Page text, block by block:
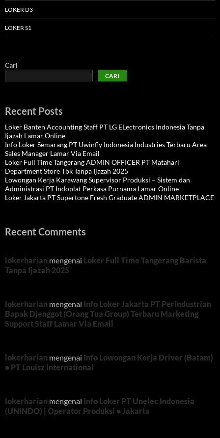
LOKER D3
LOKER S1
Cari
CARI
Recent Posts
Loker Banten Accounting Staff PT LG ELectronics Indonesia Tanpa
Ijazah Lamar Online
Info Loker Semarang PT Uwinfly Indonesia Industries Terbaru Area
Sales Manager Lamar Via Email
Loker Full Time Tangerang ADMIN OFFICER PT Matahari
Department Store Tbk Tanpa Ijazah 2025
Lowongan Kerja Karawang Supervisor Produksi – Sistem dan
Administrasi PT Indoplat Perkasa Purnama Lamar Online
Loker Jakarta PT Supertone Fresh Graduate ADMIN MARKETPLACE
Recent Comments
lokerharian mengenai Loker Full Time Tangerang Barista
Tanpa Ijazah 2025
lokerharian mengenai Info Loker Jakarta PT Perindustrian
Bapak Djenggot (Orang Tua Group) Terbaru Marketing
Support Staff Lamar Via Email
lokerharian mengenai Info Lowongan Kerja Driver (Batam)
• PT Louisz International
lokerharian mengenai Info Loker PT Unelec Indonesia
(UNINDO) | Operator Produksi • Jakarta